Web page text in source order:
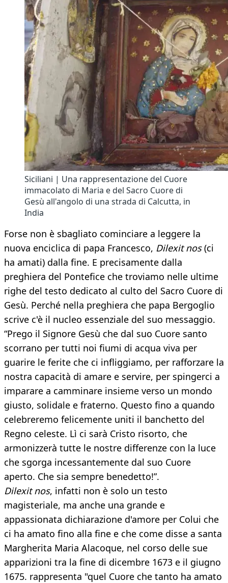
Siciliani | Una rappresentazione del Cuore
immacolato di Maria e del Sacro Cuore di
Gesù all'angolo di una strada di Calcutta, in
India
Forse non è sbagliato cominciare a leggere la
nuova enciclica di papa Francesco, Dilexit nos(ci
ha amati) dalla fine. E precisamente dalla
preghiera del Pontefice che troviamo nelle ultime
righe del testo dedicato al culto del Sacro Cuore di
Gesù. Perché nella preghiera che papa Bergoglio
scrive c'è il nucleo essenziale del suo messaggio.
“Prego il Signore Gesù che dal suo Cuore santo
scorrano per tutti noi fiumi di acqua viva per
guarire le ferite che ci infliggiamo, per rafforzare la
nostra capacità di amare e servire, per spingerci a
imparare a camminare insieme verso un mondo
giusto, solidale e fraterno. Questo fino a quando
celebreremo felicemente uniti il banchetto del
Regno celeste. Lì ci sarà Cristo risorto, che
armonizzerà tutte le nostre differenze con la luce
che sgorga incessantemente dal suo Cuore
aperto. Che sia sempre benedetto!”.
Dilexit nos, infatti non è solo un testo
magisteriale, ma anche una grande e
appassionata dichiarazione d'amore per Colui che
ci ha amato fino alla fine e che come disse a santa
Margherita Maria Alacoque, nel corso delle sue
apparizioni tra la fine di dicembre 1673 e il giugno
1675. rappresenta "quel Cuore che tanto ha amato